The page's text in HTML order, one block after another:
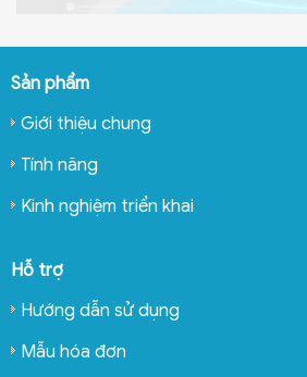
Sản phẩm
Giới thiệu chung
Tính năng
Kinh nghiệm triển khai
Hỗ trợ
Hướng dẫn sử dụng
Mẫu hóa đơn